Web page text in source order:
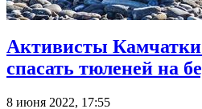
Активисты Камчатки
спасать тюленей на
8 июня 2022, 17:55